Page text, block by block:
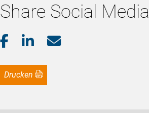
Share Social Media
Drucken